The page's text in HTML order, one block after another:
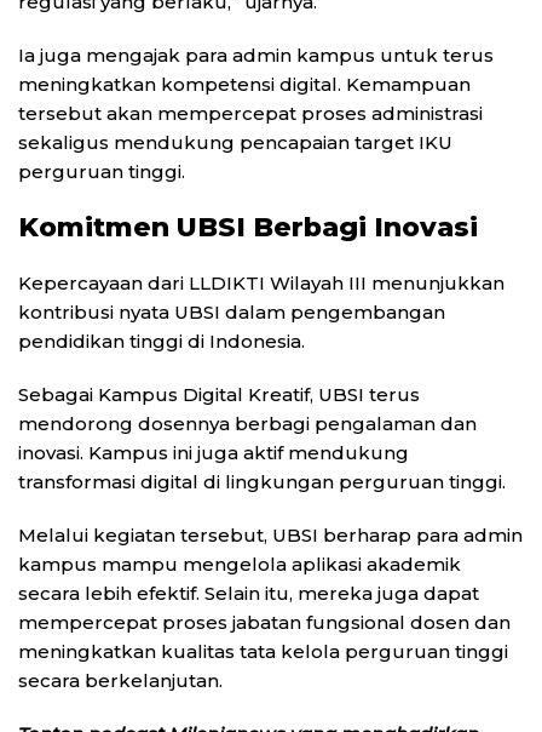
Ia juga mengajak para admin kampus untuk terus
meningkatkan kompetensi digital. Kemampuan
tersebut akan mempercepat proses administrasi
sekaligus mendukung pencapaian target IKU
perguruan tinggi.
Komitmen UBSI Berbagi Inovasi
Kepercayaan dari LLDIKTI Wilayah III menunjukkan
kontribusi nyata UBSI dalam pengembangan
pendidikan tinggi di Indonesia.
Sebagai Kampus Digital Kreatif, UBSI terus
mendorong dosennya berbagi pengalaman dan
inovasi. Kampus ini juga aktif mendukung
transformasi digital di lingkungan perguruan tinggi.
Melalui kegiatan tersebut, UBSI berharap para admin
kampus mampu mengelola aplikasi akademik
secara lebih efektif. Selain itu, mereka juga dapat
mempercepat proses jabatan fungsional dosen dan
meningkatkan kualitas tata kelola perguruan tinggi
secara berkelanjutan.